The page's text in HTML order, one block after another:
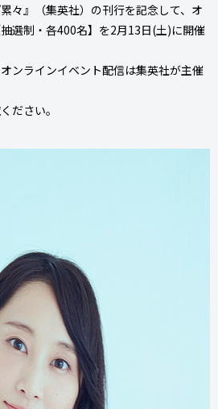
々』（集英社）の刊行を記念して、オ
選制・各400名】を2月13日(土)に開催
ンラインイベント配信は集英社が主催
ださい。